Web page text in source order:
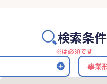
検索条件
※は必須です